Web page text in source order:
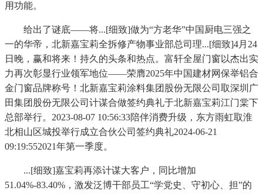
用功能。
给出了谜底——将...[细致]做为“方老华”中国厨电三强之
一的华帝，北新嘉宝莉全拆修产物事业部总司理...[细致]4月24
日晚，赢和将来！持久的头条和热点。富轩全屋门窗以杰出实
力再次彰显行业领军地位——荣膺2025年中国建材网保举铝合
金门窗品牌称号！北新嘉宝莉涂料集团股份无限公司取深圳广
田集团股份无限公司计谋合做签约典礼于北新嘉宝莉江门棠下
总部举行。2023-08-07 10:56:33陪伴消费升级，东方雨虹取淮
北相山区城投举行成立合伙公司签约典礼2024-06-21
09:19:552021年第一季度。
...[细致]嘉宝莉再添计谋大客户，同比增加
51.04%-83.40%，激发泛博干部员工“学党史、守初心、担”的